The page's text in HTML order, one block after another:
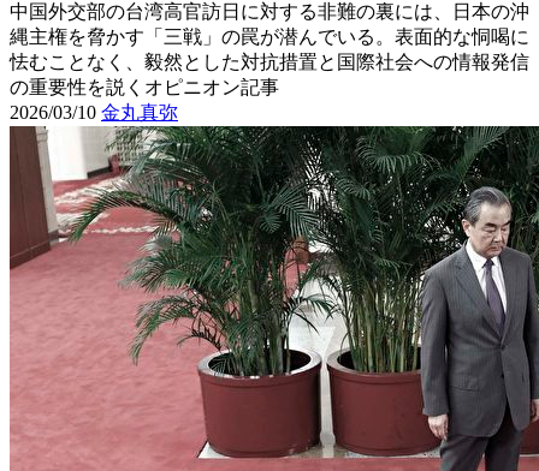
中国外交部の台湾高官訪日に対する非難の裏には、日本の沖
縄主権を脅かす「三戦」の罠が潜んでいる。表面的な恫喝に
怯むことなく、毅然とした対抗措置と国際社会への情報発信
の重要性を説くオピニオン記事
2026/03/10 金丸真弥